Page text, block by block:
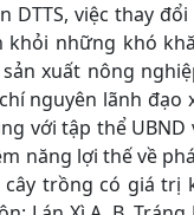
DTTS, việc thay
những khó
xuất nông
nguyên lãnh đạo
với tập thể UBND
năng lợi thế về
cây trồng có giá trị